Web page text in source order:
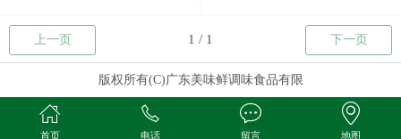
上一页 下一页
版权所有(C)广东美味鲜调味食品有限
首页 电话 留言 地图